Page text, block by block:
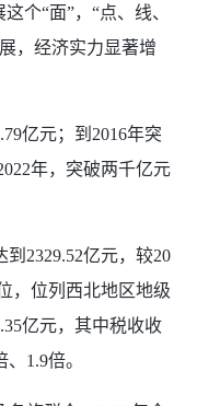
个“面”，“点、线、
，经济实力显著增
亿元；到2016年突
年，突破两千亿元
2329.52亿元，较20
，位列西北地区地级
亿元，其中税收收
1.9倍。